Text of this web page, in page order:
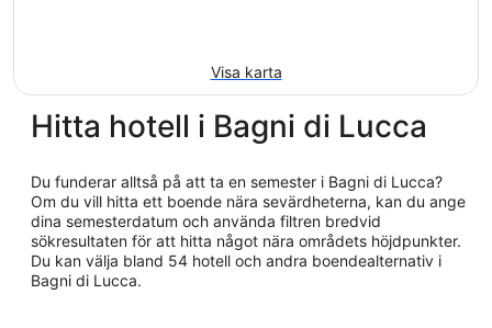
Visa karta
Hitta hotell i Bagni di Lucca
Du funderar alltså på att ta en semester i Bagni di Lucca?
Om du vill hitta ett boende nära sevärdheterna, kan du ange
dina semesterdatum och använda filtren bredvid
sökresultaten för att hitta något nära områdets höjdpunkter.
Du kan välja bland 54 hotell och andra boendealternativ i
Bagni di Lucca.